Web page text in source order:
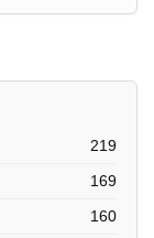
219
169
160